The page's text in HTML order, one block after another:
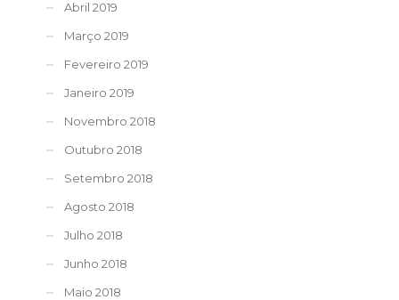
Abril 2019
Março 2019
Fevereiro 2019
Janeiro 2019
Novembro 2018
Outubro 2018
Setembro 2018
Agosto 2018
Julho 2018
Junho 2018
Maio 2018